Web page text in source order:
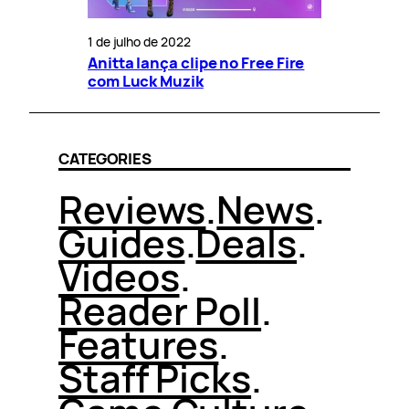
1 de julho de 2022
Anitta lança clipe no Free Fire
com Luck Muzik
CATEGORIES
Reviews.News.
Guides.Deals.
Videos.
Reader Poll.
Features.
Staff Picks.